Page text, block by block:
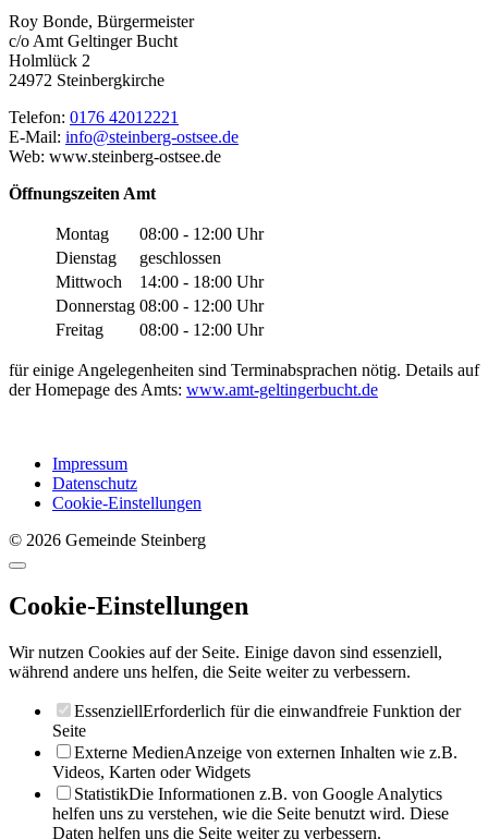
Roy Bonde, Bürgermeister
c/o Amt Geltinger Bucht
Holmlück 2
24972 Steinbergkirche
Telefon: 0176 42012221
E-Mail: info@steinberg-ostsee.de
Web: www.steinberg-ostsee.de
Öffnungszeiten Amt
Montag
08:00 - 12:00 Uhr
Dienstag
geschlossen
Mittwoch
14:00 - 18:00 Uhr
Donnerstag 08:00 - 12:00 Uhr
Freitag
08:00 - 12:00 Uhr
für einige Angelegenheiten sind Terminabsprachen nötig. Details auf
der Homepage des Amts: www.amt-geltingerbucht.de
Impressum
Datenschutz
Cookie-Einstellungen
© 2026 Gemeinde Steinberg
Cookie-Einstellungen
Wir nutzen Cookies auf der Seite. Einige davon sind essenziell,
während andere uns helfen, die Seite weiter zu verbessern.
EssenziellErforderlich für die einwandfreie Funktion der
Seite
Externe MedienAnzeige von externen Inhalten wie z.B.
Videos, Karten oder Widgets
StatistikDie Informationen z.B. von Google Analytics
helfen uns zu verstehen, wie die Seite benutzt wird. Diese
Daten helfen uns die Seite weiter zu verbessern.